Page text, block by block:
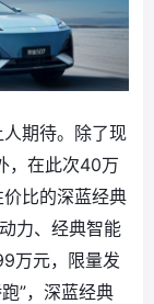
期待。除了现
，在此次40万
比的深蓝经典
力、经典智能
万元，限量发
”，深蓝经典